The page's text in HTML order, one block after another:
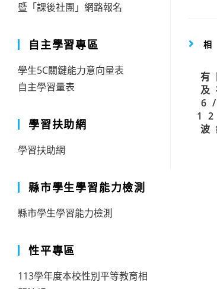
暨「課後社團」網路報名
自主學習專區
學生5C關鍵能力意向量表
自主學習量表
學習扶助網
學習扶助網
縣市學生學習能力檢測
縣市學生學習能力檢測
性平專區
113學年度本校性別平等教育相